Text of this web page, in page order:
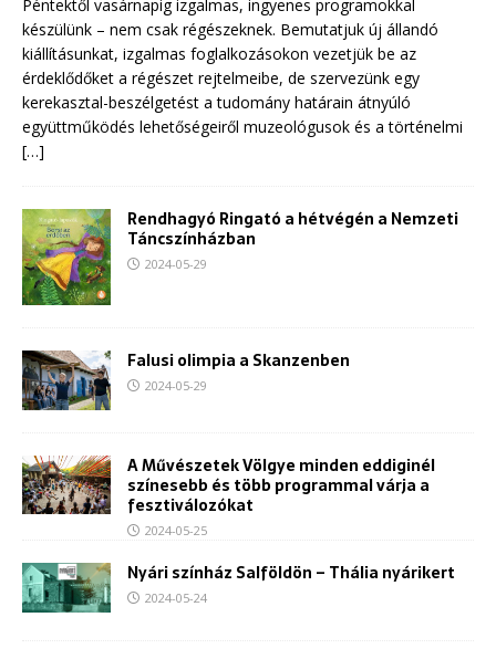
Péntektől vasárnapig izgalmas, ingyenes programokkal
készülünk – nem csak régészeknek. Bemutatjuk új állandó
kiállításunkat, izgalmas foglalkozásokon vezetjük be az
érdeklődőket a régészet rejtelmeibe, de szervezünk egy
kerekasztal-beszélgetést a tudomány határain átnyúló
együttműködés lehetőségeiről muzeológusok és a történelmi
[…]
Rendhagyó Ringató a hétvégén a Nemzeti
Táncszínházban
2024-05-29
Falusi olimpia a Skanzenben
2024-05-29
A Művészetek Völgye minden eddiginél
színesebb és több programmal várja a
fesztiválozókat
2024-05-25
Nyári színház Salföldön – Thália nyárikert
2024-05-24